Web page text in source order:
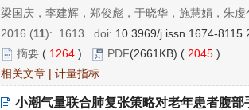
梁国庆，李建辉，郑俊彪，于晓华，施慧娟，朱
2016 (11): 1613. doi: 10.3969/j.issn.1674-
摘要 ( 1264 ) PDF(2661KB) ( 2045 )
相关文章 | 计量指标
小潮气量联合肺复张策略对老年患者腹